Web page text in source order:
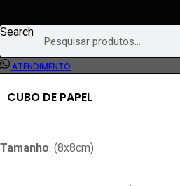
o
conteúdo
Search
ATENDIMENTO
CUBO DE PAPEL
Tamanho: (8x8cm)